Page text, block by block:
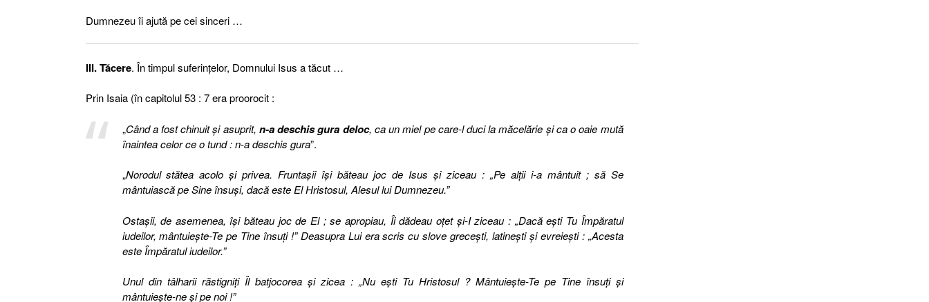
Dumnezeu îi ajută pe cei sinceri …
III. Tăcere. În timpul suferinţelor, Domnului Isus a tăcut …
Prin Isaia (în capitolul 53 : 7 era proorocit :
„Când a fost chinuit şi asuprit, n-a deschis gura deloc, ca un miel pe care-l duci la măcelărie şi ca o oaie mută
înaintea celor ce o tund : n-a deschis gura”.
„Norodul stătea acolo şi privea. Fruntaşii îşi băteau joc de Isus şi ziceau : „Pe alţii i-a mântuit ; să Se
mântuiască pe Sine însuşi, dacă este El Hristosul, Alesul lui Dumnezeu.”
Ostaşii, de asemenea, îşi băteau joc de El ; se apropiau, Îi dădeau oţet şi-I ziceau : „Dacă eşti Tu Împăratul
iudeilor, mântuieşte-Te pe Tine însuţi !” Deasupra Lui era scris cu slove greceşti, latineşti şi evreieşti : „Acesta
este Împăratul iudeilor.”
Unul din tâlharii răstigniţi Îl batjocorea şi zicea : „Nu eşti Tu Hristosul ? Mântuieşte-Te pe Tine însuţi şi
mântuieşte-ne şi pe noi !”